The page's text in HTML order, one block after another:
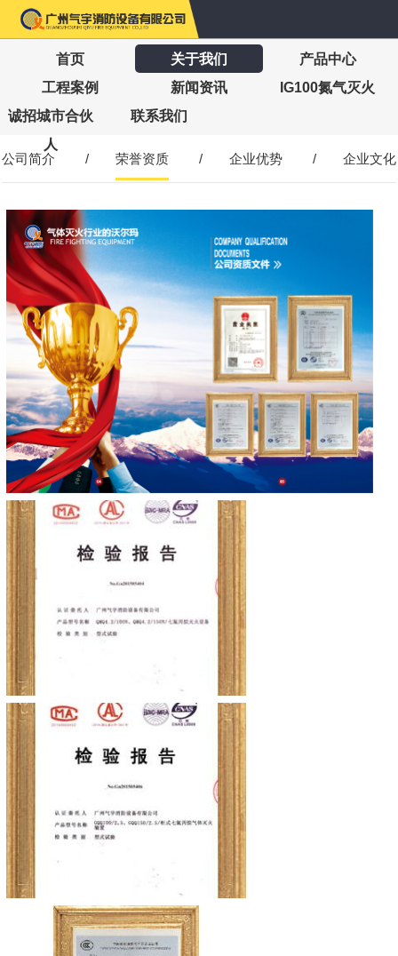
首页 关于我们
产品中心
工程案例
新闻资讯
IG100氮气灭火
诚招城市合伙
人
联系我们
公司简介 / 荣誉资质 / 企业优势 / 企业文化